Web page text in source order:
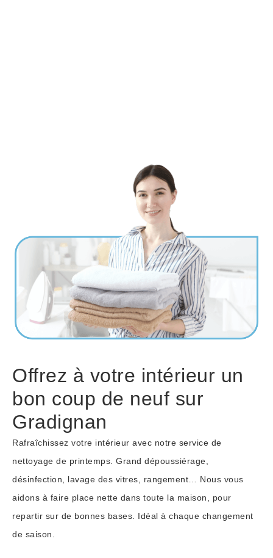
Offrez à votre intérieur un
bon coup de neuf sur
Gradignan
Rafraîchissez votre intérieur avec notre service de
nettoyage de printemps. Grand dépoussiérage,
désinfection, lavage des vitres, rangement… Nous vous
aidons à faire place nette dans toute la maison, pour
repartir sur de bonnes bases. Idéal à chaque changement
de saison.
Petits travaux de bricolage
Autres services
Informations supplémentaires du besoin
En soumettant ce formulaire, j'accepte que les
informations saisies soient exploitées dans le cadre de
*